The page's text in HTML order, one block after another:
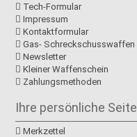
Tech-Formular
Impressum
Kontaktformular
Gas- Schreckschusswaffen
Newsletter
Kleiner Waffenschein
Zahlungsmethoden
Ihre persönliche Seite
Merkzettel